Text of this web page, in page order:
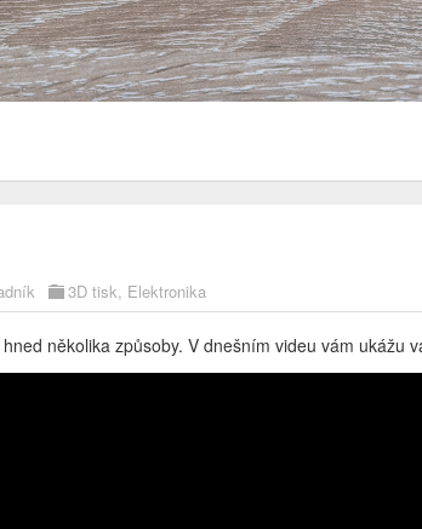
3D tisk, Elektronika
několika způsoby. V dnešním videu vám ukážu